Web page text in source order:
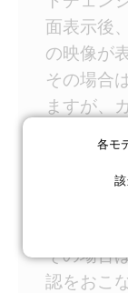
面表示後
の映像が
その場合
ますが、
本機に接
ラ接続確
その場合
認をおこ
各モ